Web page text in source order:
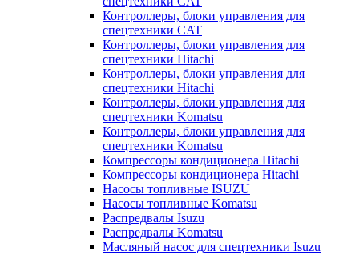
Контроллеры, блоки управления для
спецтехники CAT
Контроллеры, блоки управления для
спецтехники Hitachi
Контроллеры, блоки управления для
спецтехники Hitachi
Контроллеры, блоки управления для
спецтехники Komatsu
Контроллеры, блоки управления для
спецтехники Komatsu
Компрессоры кондиционера Hitachi
Компрессоры кондиционера Hitachi
Насосы топливные ISUZU
Насосы топливные Komatsu
Распредвалы Isuzu
Распредвалы Komatsu
Масляный насос для спецтехники Isuzu